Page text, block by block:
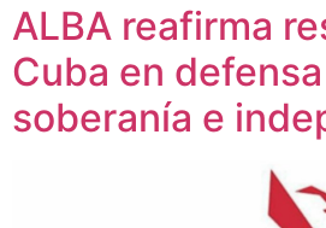
ALBA reafirma
Cuba en
soberanía e